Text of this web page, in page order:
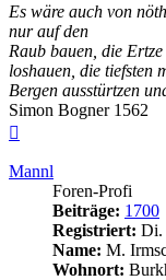
Es wäre auch von
nur auf den
Raub bauen, die
loshauen, die tiefsten
Bergen ausstürtzen
Simon Bogner 1562
Mannl
Foren-Profi
Beiträge: 1700
Registriert: Di.
Name: M.
Wohnort: